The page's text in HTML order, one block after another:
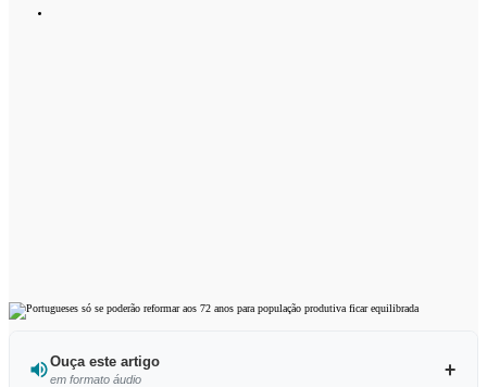
Ouça este artigo
em formato áudio